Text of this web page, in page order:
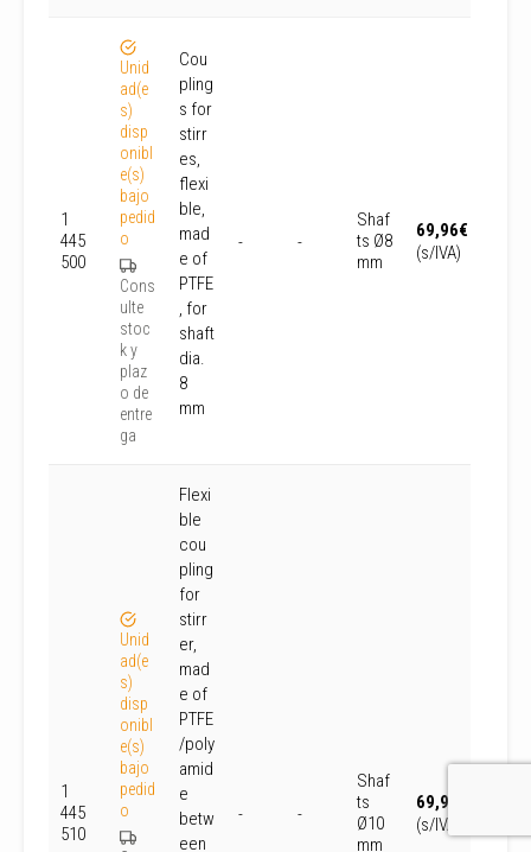
1
445
500
Unid
ad(e
s)
disp
onibl
e(s)
bajo
pedid
o
Cons
ulte
stoc
k y
plaz
o de
entre
ga
Cou
pling
s for
stirr
es,
flexi
ble,
mad
e of
PTFE
, for
shaft
dia.
8
mm
- -
Shaf
ts Ø8
mm
69,96€
(s/IVA)
1
445
510
Unid
ad(e
s)
disp
onibl
e(s)
bajo
pedid
o
Flexi
ble
cou
pling
for
stirr
er,
mad
e of
PTFE
/poly
amid
e
betw
een
- -
Shaf
ts
Ø10
mm
69,96
(s/IVA)